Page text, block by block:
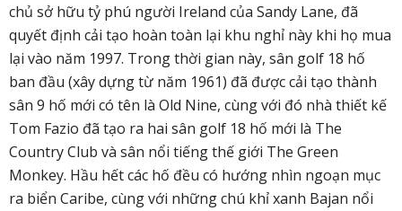
chủ sở hữu tỷ phú người Ireland của Sandy Lane, đã
quyết định cải tạo hoàn toàn lại khu nghỉ này khi họ mua
lại vào năm 1997. Trong thời gian này, sân golf 18 hố
ban đầu (xây dựng từ năm 1961) đã được cải tạo thành
sân 9 hố mới có tên là Old Nine, cùng với đó nhà thiết kế
Tom Fazio đã tạo ra hai sân golf 18 hố mới là The
Country Club và sân nổi tiếng thế giới The Green
Monkey. Hầu hết các hố đều có hướng nhìn ngoạn mục
ra biển Caribe, cùng với những chú khỉ xanh Bajan nổi